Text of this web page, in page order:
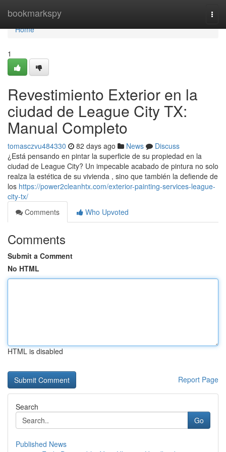
bookmarkspy
Home
Home
1
Revestimiento Exterior en la
ciudad de League City TX:
Manual Completo
tomasczvu484330 82 days ago News
Discuss
¿Está pensando en pintar la superficie de su propiedad en la
ciudad de League City? Un impecable acabado de pintura no solo
realza la estética de su vivienda , sino que también la defiende de
los https://power2cleanhtx.com/exterior-painting-services-league-
city-tx/
Comments
Who Upvoted
Comments
Submit a Comment
No HTML
HTML is disabled
Report Page
Search
Go
Published News